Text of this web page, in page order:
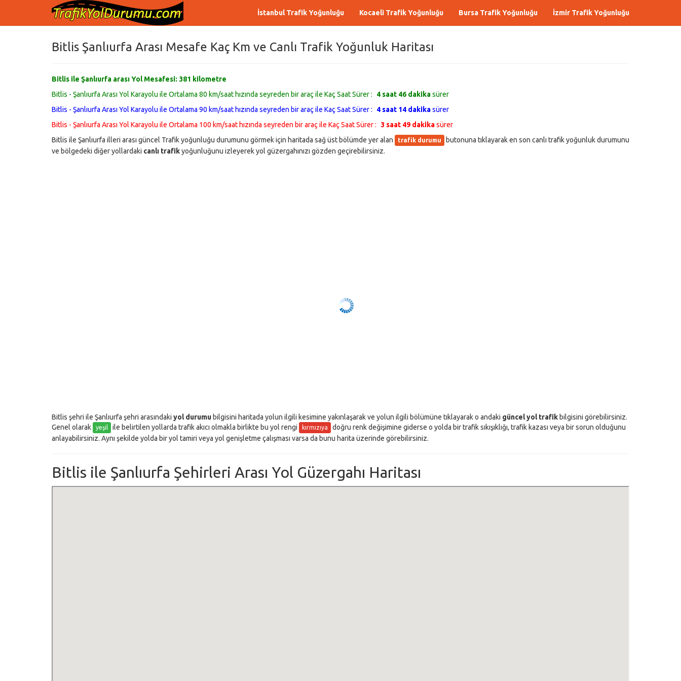
İstanbul Trafik Yoğunluğu Kocaeli Trafik Yoğunluğu Bursa Trafik Yoğunluğu İzmir Trafik Yoğunluğu
Bitlis Şanlıurfa Arası Mesafe Kaç Km ve Canlı Trafik Yoğunluk Haritası
Bitlis ile Şanlıurfa arası Yol Mesafesi: 381 kilometre
Bitlis - Şanlıurfa Arası Yol Karayolu ile Ortalama 80 km/saat hızında seyreden bir araç ile Kaç Saat Sürer :
4 saat 46 dakikasürer
Bitlis - Şanlıurfa Arası Yol Karayolu ile Ortalama 90 km/saat hızında seyreden bir araç ile Kaç Saat Sürer :
4 saat 14 dakikasürer
Bitlis - Şanlıurfa Arası Yol Karayolu ile Ortalama 100 km/saat hızında seyreden bir araç ile Kaç Saat Sürer :
3 saat 49 dakikasürer
Bitlis ile Şanlıurfa illeri arası güncel Trafik yoğunluğu durumunu görmek için haritada sağ üst bölümde yer alan
trafik durumu
butonuna tıklayarak en son canlı trafik yoğunluk durumunu
ve bölgedeki diğer yollardaki canlı trafikyoğunluğunu izleyerek yol güzergahınızı gözden geçirebilirsiniz.
Bitlis şehri ile Şanlıurfa şehri arasındaki yol durumubilgisini haritada yolun ilgili kesimine yakınlaşarak ve yolun ilgili bölümüne tıklayarak o andaki güncel yol trafikbilgisini görebilirsiniz.
Genel olarak
yeşil ile belirtilen yollarda trafik akıcı olmakla birlikte bu yol rengi kırmızıya
doğru renk değişimine giderse o yolda bir trafik sıkışıklığı, trafik kazası veya bir sorun olduğunu
anlayabilirsiniz. Aynı şekilde yolda bir yol tamiri veya yol genişletme çalışması varsa da bunu harita üzerinde görebilirsiniz.
Bitlis ile Şanlıurfa Şehirleri Arası Yol Güzergahı Haritası